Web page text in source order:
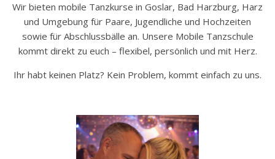
Wir bieten mobile Tanzkurse in Goslar, Bad Harzburg, Harz
und Umgebung für Paare, Jugendliche und Hochzeiten
sowie für Abschlussbälle an. Unsere Mobile Tanzschule
kommt direkt zu euch – flexibel, persönlich und mit Herz.
Ihr habt keinen Platz? Kein Problem, kommt einfach zu uns.